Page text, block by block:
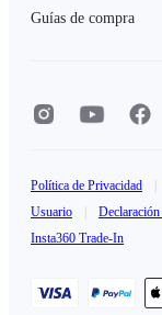
Guías de compra
Política de Privacidad
Usuario
Insta360 Trade-In